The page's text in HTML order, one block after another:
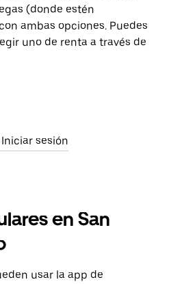
(donde estén
ambas opciones. Puedes
uno de renta a través de
sesión
en San
usar la app de